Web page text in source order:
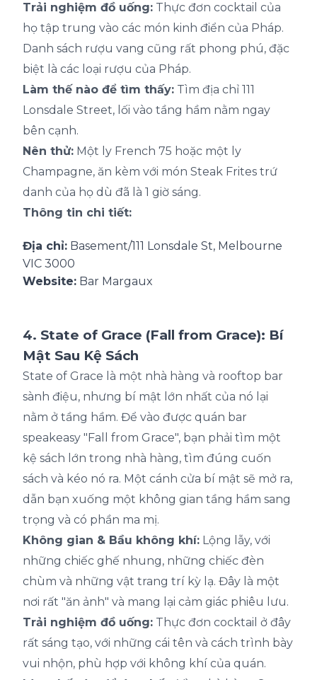
Trải nghiệm đồ uống: Thực đơn cocktail của
họ tập trung vào các món kinh điển của Pháp.
Danh sách rượu vang cũng rất phong phú, đặc
biệt là các loại rượu của Pháp.
Làm thế nào để tìm thấy: Tìm địa chỉ 111
Lonsdale Street, lối vào tầng hầm nằm ngay
bên cạnh.
Nên thử: Một ly French 75 hoặc một ly
Champagne, ăn kèm với món Steak Frites trứ
danh của họ dù đã là 1 giờ sáng.
Thông tin chi tiết:
Địa chỉ: Basement/111 Lonsdale St, Melbourne
VIC 3000
Website: Bar Margaux
4. State of Grace (Fall from Grace): Bí
Mật Sau Kệ Sách
State of Grace là một nhà hàng và rooftop bar
sành điệu, nhưng bí mật lớn nhất của nó lại
nằm ở tầng hầm. Để vào được quán bar
speakeasy "Fall from Grace", bạn phải tìm một
kệ sách lớn trong nhà hàng, tìm đúng cuốn
sách và kéo nó ra. Một cánh cửa bí mật sẽ mở ra,
dẫn bạn xuống một không gian tầng hầm sang
trọng và có phần ma mị.
Không gian & Bầu không khí: Lộng lẫy, với
những chiếc ghế nhung, những chiếc đèn
chùm và những vật trang trí kỳ lạ. Đây là một
nơi rất "ăn ảnh" và mang lại cảm giác phiêu lưu.
Trải nghiệm đồ uống: Thực đơn cocktail ở đây
rất sáng tạo, với những cái tên và cách trình bày
vui nhộn, phù hợp với không khí của quán.